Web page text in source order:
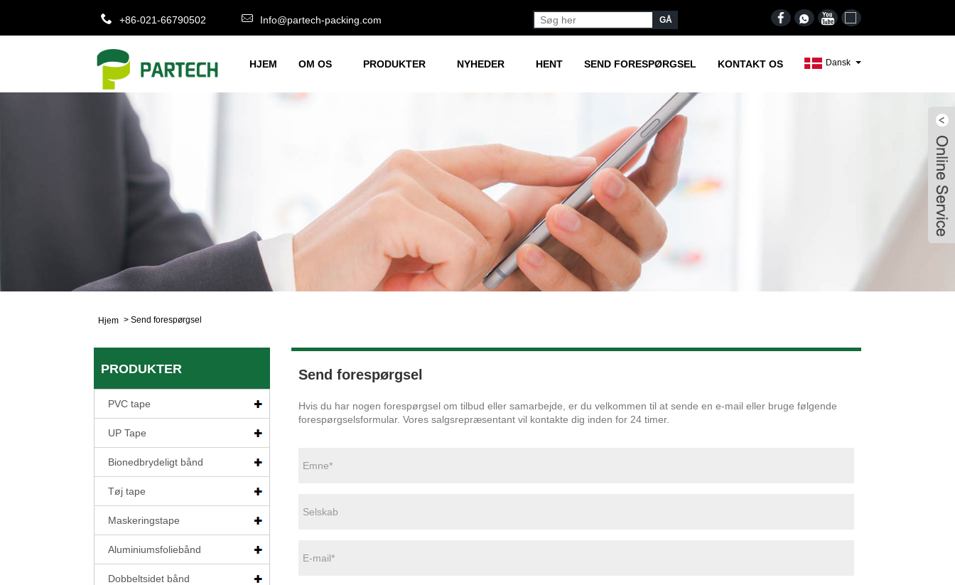
+86-021-66790502 Info@partech-packing.com
Dansk
HJEM OM OS PRODUKTER NYHEDER HENT SEND FORESPØRGSEL KONTAKT OS
Hjem > Send forespørgsel
PRODUKTER
PVC tape
UP Tape
Bionedbrydeligt bånd
Tøj tape
Maskeringstape
Aluminiumsfoliebånd
Dobbeltsidet bånd
Send forespørgsel
Hvis du har nogen forespørgsel om tilbud eller samarbejde, er du velkommen til at sende en e-mail eller bruge følgende
forespørgselsformular. Vores salgsrepræsentant vil kontakte dig inden for 24 timer.